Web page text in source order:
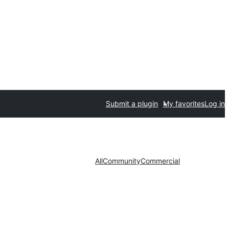
Submit a plugin My favoritesLog in
AllCommunityCommercial